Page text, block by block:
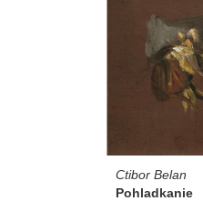
Ctibor Belan
Pohladkanie